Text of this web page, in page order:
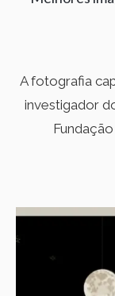
A fotografia
investigador